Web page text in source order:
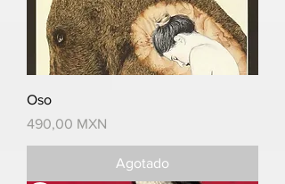
Oso
Precio
490,00 MXN
Agotado